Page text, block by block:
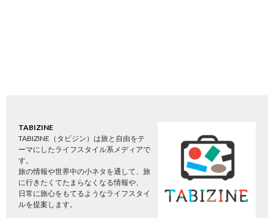
TABIZINE
TABIZINE（タビジン）は旅と自由をテ
ーマにしたライフスタイル系メディアで
す。
旅の情報や世界中の小ネタを通して、旅
に行きたくてたまらなくなる情報や、
日常に旅心をもてるようなライフスタイ
ルを提案します。